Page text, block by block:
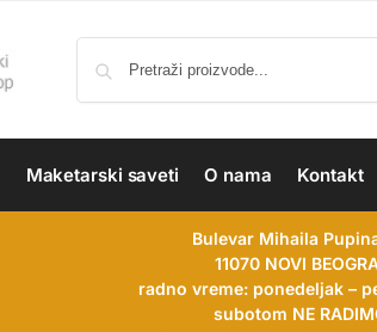
Maketarski saveti O nama Kontakt
Bulevar Mihaila
11070 NOVI
radno vreme: ponedeljak –
subotom NE